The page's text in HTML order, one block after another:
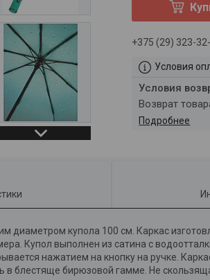
+375 (29) 323-
Условия
возврат
Подробнее
диаметром купола 100 см. Каркас
Купол выполнен из сатина с
нажатием на кнопку на ручке.
блестяще бирюзовой гамме. Не